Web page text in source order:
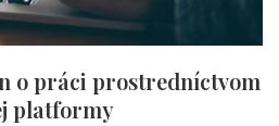
o práci prostredníctvom
platformy